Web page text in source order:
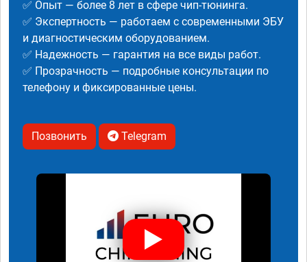
✅ Опыт — более 8 лет в сфере чип-тюнинга.
✅ Экспертность — работаем с современными ЭБУ
и диагностическим оборудованием.
✅ Надежность — гарантия на все виды работ.
✅ Прозрачность — подробные консультации по
телефону и фиксированные цены.
Позвонить Telegram